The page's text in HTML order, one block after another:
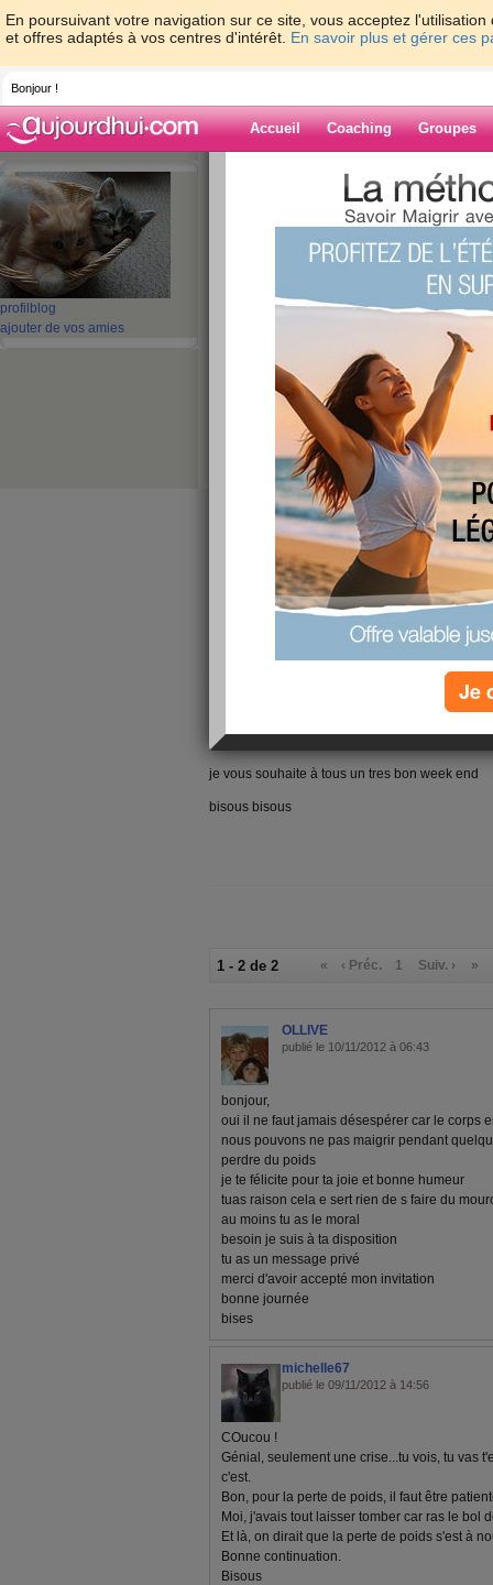
En poursuivant votre navigation sur ce site, vous acceptez
et offres adaptés à vos centres d'intérêt. En savoir plus et gérer ces
Bonjour !
Accueil Coaching Groupes
profil blog
ajouter de vos amies
> >
Blog de
coucou
salut les filles
on est vendredi c'est bientot le week end et
pas grand chose à raconter en ce moment
sur l'autre mais on fait avec
coté alimentation 1 crise hier aprem
sinon je suis bien le regime prescrit mais je
mais c'est pas grave je continue car meme si
peu et vaux mieux un peu que rien
je vous souhaite à tous un tres bon week end
bisous bisous
1 - 2 de 2 « ‹ Préc. 1 Suiv. › »
OLLIVE
publié le 10/11/2012 à 06:43
bonjour,
oui il ne faut jamais désespérer car le corps
nous pouvons ne pas maigrir pendant
perdre du poids
je te félicite pour ta joie et bonne humeur
tuas raison cela e sert rien de s faire du
au moins tu as le moral
besoin je suis à ta disposition
tu as un message privé
merci d'avoir accepté mon invitation
bonne journée
bises
michelle67
publié le 09/11/2012 à 14:56
COucou !
Génial, seulement une crise...tu vois, tu vas
c'est.
Bon, pour la perte de poids, il faut être
Moi, j'avais tout laisser tomber car ras le bol
Et là, on dirait que la perte de poids s'est à
Bonne continuation.
Bisous
Je